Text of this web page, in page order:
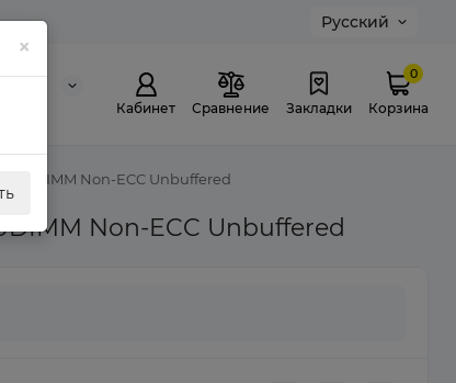
Русский
307
Кабинет Сравнение Закладки
0
Корзина
UDIMM Non-ECC Unbuffered
Non-ECC Unbuffered
×